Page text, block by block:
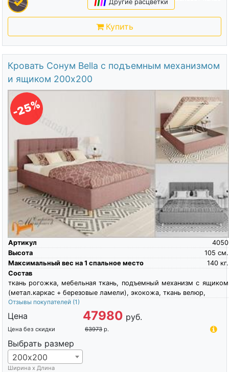
Другие расцветки
Купить
Кровать Сонум Bella с подъемным механизмом
и ящиком 200х200
-25%
Артикул
4050
Высота
см.
105
Максимальный вес на 1 спальное место
кг.
140
Состав
ткань рогожка, мебельная ткань, подъемный механизм с ящиком
(метал.каркас + березовые ламели), экокожа, ткань велюр,
Отзывы покупателей (1)
Цена 47980 руб.
Цена без скидки 63973 р.
Выбрать размер
200х200
Ширина х Длина